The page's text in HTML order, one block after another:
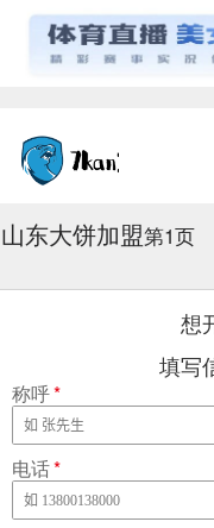
山东大饼加盟第1页
想
填写
称呼*
电话*